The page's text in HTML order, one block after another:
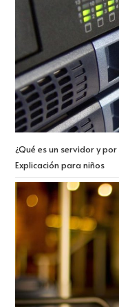
¿Qué es un servidor y
Explicación para niños